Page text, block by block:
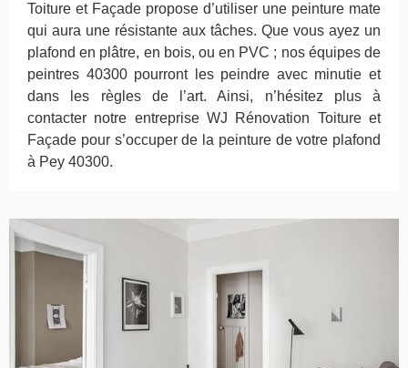
Toiture et Façade propose d’utiliser une peinture mate
qui aura une résistante aux tâches. Que vous ayez un
plafond en plâtre, en bois, ou en PVC ; nos équipes de
peintres 40300 pourront les peindre avec minutie et
dans les règles de l’art. Ainsi, n’hésitez plus à
contacter notre entreprise WJ Rénovation Toiture et
Façade pour s’occuper de la peinture de votre plafond
à Pey 40300.